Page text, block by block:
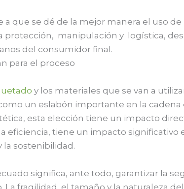
a que se dé de la mejor manera el uso
protección, manipulación y logística,
del consumidor final.
para el proceso
y los materiales que se van a
un eslabón importante en la cadena
esta elección tiene un impacto
eficiencia, tiene un impacto significativo
sostenibilidad.
significa, ante todo, garantizar la